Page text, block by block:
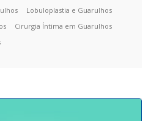
Lobuloplastia e Guarulhos
Cirurgia Íntima em Guarulhos